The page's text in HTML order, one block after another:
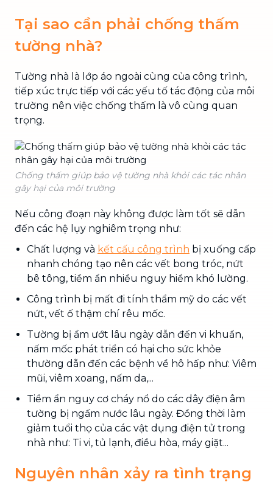
Tại sao cần phải chống thấm
tường nhà?
Tường nhà là lớp áo ngoài cùng của công trình,
tiếp xúc trực tiếp với các yếu tố tác động của môi
trường nên việc chống thấm là vô cùng quan
trọng.
Chống thấm giúp bảo vệ tường nhà khỏi các tác nhân
gây hại của môi trường
Nếu công đoạn này không được làm tốt sẽ dẫn
đến các hệ lụy nghiêm trọng như:
Chất lượng và kết cấu công trình bị xuống cấp
nhanh chóng tạo nên các vết bong tróc, nứt
bê tông, tiềm ẩn nhiều nguy hiểm khó lường.
Công trình bị mất đi tính thẩm mỹ do các vết
nứt, vết ố thậm chí rêu mốc.
Tường bị ẩm ướt lâu ngày dẫn đến vi khuẩn,
nấm mốc phát triển có hại cho sức khỏe
thường dẫn đến các bệnh về hô hấp như: Viêm
mũi, viêm xoang, nấm da,...
Tiềm ẩn nguy cơ cháy nổ do các dây điện âm
tường bị ngấm nước lâu ngày. Đồng thời làm
giảm tuổi thọ của các vật dụng điện tử trong
nhà như: Ti vi, tủ lạnh, điều hòa, máy giặt...
Nguyên nhân xảy ra tình trạng